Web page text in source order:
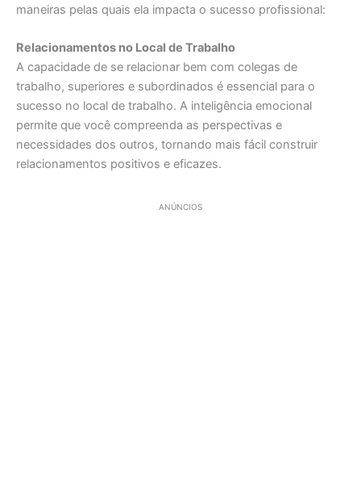
maneiras pelas quais ela impacta o sucesso profissional:
Relacionamentos no Local de Trabalho
A capacidade de se relacionar bem com colegas de
trabalho, superiores e subordinados é essencial para o
sucesso no local de trabalho. A inteligência emocional
permite que você compreenda as perspectivas e
necessidades dos outros, tornando mais fácil construir
relacionamentos positivos e eficazes.
ANÚNCIOS